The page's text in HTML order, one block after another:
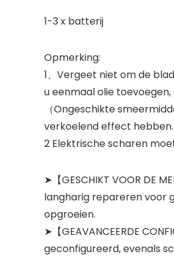
1-3 x batterij
Opmerking:
1、Vergeet niet om de
u eenmaal olie
（Ongeschikte
verkoelend effect hebben.
2 Elektrische scharen
➤【GESCHIKT VOOR DE
langharig repareren voor
opgroeien.
➤【GEAVANCEERDE
geconfigureerd, evenals